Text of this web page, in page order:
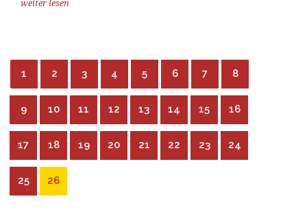
weiter lesen
1 2 3 4 5 6 7 8
9 10 11 12 13 14 15 16
17 18 19 20 21 22 23 24
25 26